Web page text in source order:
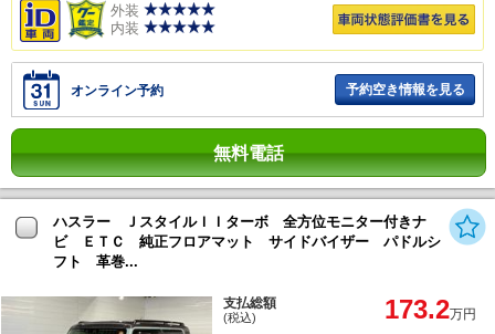
外装
内装
オンライン予約 予約空き情報を見る
無料電話
ハスラー ＪスタイルＩＩターボ 全方位モニター付きナ
ビ ＥＴＣ 純正フロアマット サイドバイザー パドルシ
フト 革巻...
支払総額
(税込) 173.2万円